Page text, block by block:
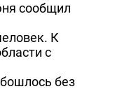
сообщил
К
с
без